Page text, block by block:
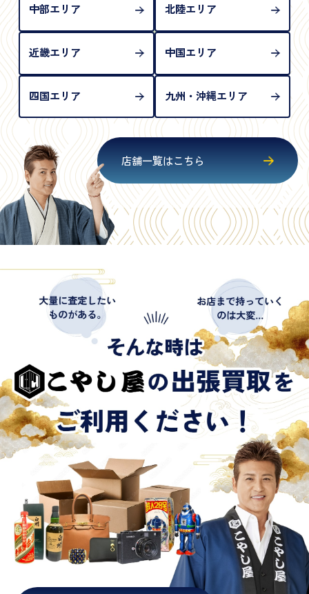
中部エリア 北陸エリア
近畿エリア 中国エリア
四国エリア 九州・沖縄エリア
店舗一覧はこちら